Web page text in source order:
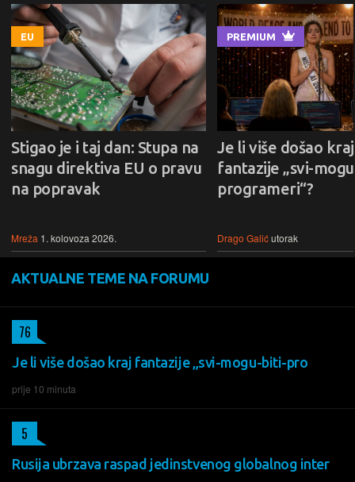
EU
Stigao je i taj dan: Stupa na
snagu direktiva EU o pravu
na popravak
Mreža 1. kolovoza 2026.
PREMIUM
Je li više došao kraj
fantazije „svi-
programeri“?
Drago Galićutorak
AKTUALNE TEME NA FORUMU
Je li više došao kraj fantazije „svi-mogu-biti-pro
prije 10 minuta
76
Rusija ubrzava raspad jedinstvenog globalnog inter
5